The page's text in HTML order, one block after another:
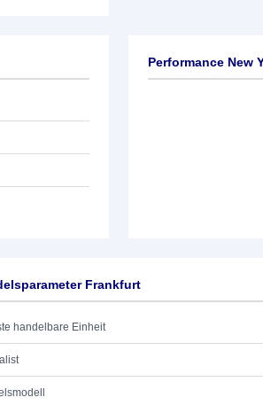
Performance New
Frankfurt
handelbare Einheit